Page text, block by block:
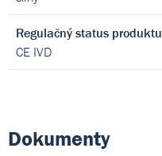
Regulačný status produktu
CE IVD
Dokumenty